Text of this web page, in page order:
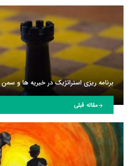
برنامه ریزی استراتژیک در خیریه ها و
مقاله قبلی